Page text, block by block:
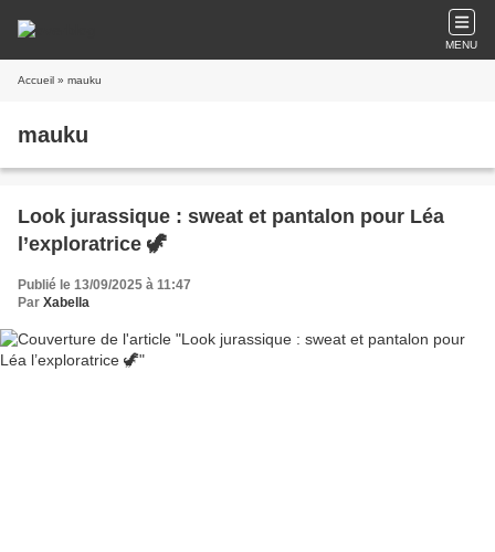
MENU
Accueil » mauku
mauku
Look jurassique : sweat et pantalon pour Léa
l’exploratrice 🦖
Publié le 13/09/2025 à 11:47
Par Xabella